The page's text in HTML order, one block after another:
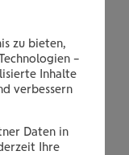
die
zu
der Branche.
zu bieten,
–
Inhalte
verbessern
Daten in
Ihre